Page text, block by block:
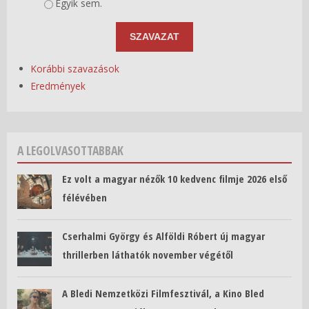
Egyik sem.
Korábbi szavazások
Eredmények
A LEGOLVASOTTABBAK
Ez volt a magyar nézők 10 kedvenc filmje 2026 első
félévében
Cserhalmi György és Alföldi Róbert új magyar
thrillerben láthatók november végétől
A Bledi Nemzetközi Filmfesztivál, a Kino Bled